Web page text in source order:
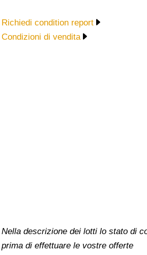
Richiedi condition report
Condizioni di vendita
Nella descrizione dei lotti lo stato di
prima di effettuare le vostre offerte